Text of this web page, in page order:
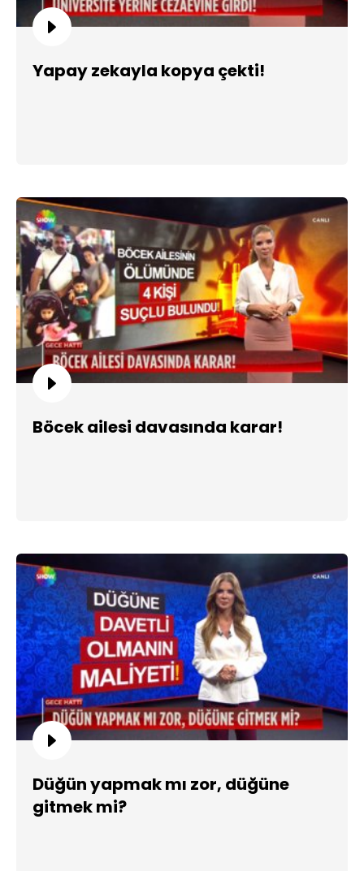
Yapay zekayla kopya çekti!
Böcek ailesi davasında karar!
Düğün yapmak mı zor, düğüne
gitmek mi?